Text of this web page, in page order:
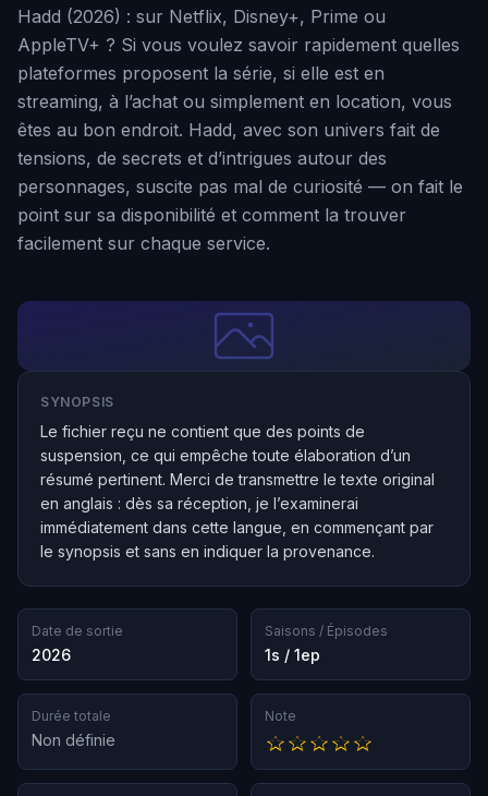
Hadd (2026) : sur Netflix, Disney+, Prime ou
AppleTV+ ? Si vous voulez savoir rapidement quelles
plateformes proposent la série, si elle est en
streaming, à l’achat ou simplement en location, vous
êtes au bon endroit. Hadd, avec son univers fait de
tensions, de secrets et d’intrigues autour des
personnages, suscite pas mal de curiosité — on fait le
point sur sa disponibilité et comment la trouver
facilement sur chaque service.
SYNOPSIS
Le fichier reçu ne contient que des points de
suspension, ce qui empêche toute élaboration d’un
résumé pertinent. Merci de transmettre le texte original
en anglais : dès sa réception, je l’examinerai
immédiatement dans cette langue, en commençant par
le synopsis et sans en indiquer la provenance.
Date de sortie
2026
Saisons / Épisodes
1s / 1ep
Durée totale
Non définie
Note